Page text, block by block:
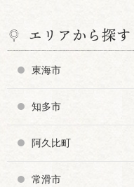
エリアから探す
東海市
知多市
阿久比町
常滑市